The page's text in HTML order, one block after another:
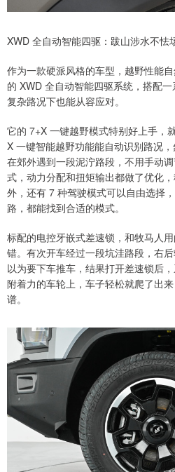
XWD 全自动智能四驱：跋山涉水不怯
作为一款硬派风格的车型，越野性能
的 XWD 全自动智能四驱系统，搭配
复杂路况下也能从容应对。
它的 7+X 一键越野模式特别好上手，
X 一键智能越野功能能自动识别路况
在郊外遇到一段泥泞路段，不用手动
式，动力分配和扭矩输出都做了优化
外，还有 7 种驾驶模式可以自由选择
路，都能找到合适的模式。
标配的电控牙嵌式差速锁，和牧马人
错。有次开车经过一段坑洼路段，右
以为要下车推车，结果打开差速锁后
附着力的车轮上，车子轻松就爬了出
谱。